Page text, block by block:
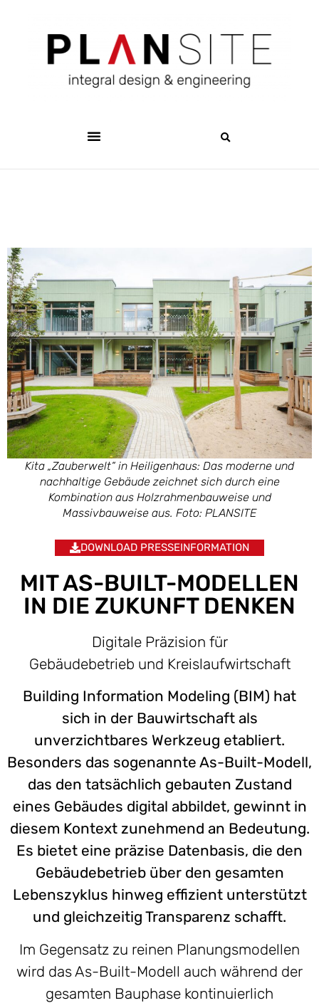
Kita „Zauberwelt“ in Heiligenhaus: Das moderne und
nachhaltige Gebäude zeichnet sich durch eine
Kombination aus Holzrahmenbauweise und
Massivbauweise aus. Foto: PLANSITE
DOWNLOAD PRESSEINFORMATION
MIT AS-BUILT-MODELLEN
IN DIE ZUKUNFT DENKEN
Digitale Präzision für
Gebäudebetrieb und Kreislaufwirtschaft
Building Information Modeling (BIM) hat
sich in der Bauwirtschaft als
unverzichtbares Werkzeug etabliert.
Besonders das sogenannte As-Built-Modell,
das den tatsächlich gebauten Zustand
eines Gebäudes digital abbildet, gewinnt in
diesem Kontext zunehmend an Bedeutung.
Es bietet eine präzise Datenbasis, die den
Gebäudebetrieb über den gesamten
Lebenszyklus hinweg effizient unterstützt
und gleichzeitig Transparenz schafft.
Im Gegensatz zu reinen Planungsmodellen
wird das As-Built-Modell auch während der
gesamten Bauphase kontinuierlich